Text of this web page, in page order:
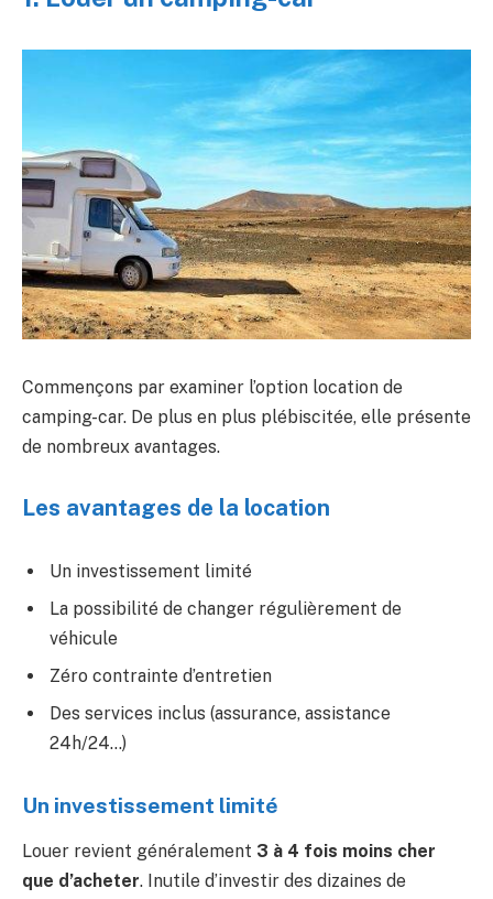
Commençons par examiner l’option location de
camping-car. De plus en plus plébiscitée, elle présente
de nombreux avantages.
Les avantages de la location
Un investissement limité
La possibilité de changer régulièrement de
véhicule
Zéro contrainte d’entretien
Des services inclus (assurance, assistance
24h/24…)
Un investissement limité
Louer revient généralement 3 à 4 fois moins cher
que d’acheter. Inutile d’investir des dizaines de